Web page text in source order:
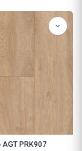
AGT PRK907